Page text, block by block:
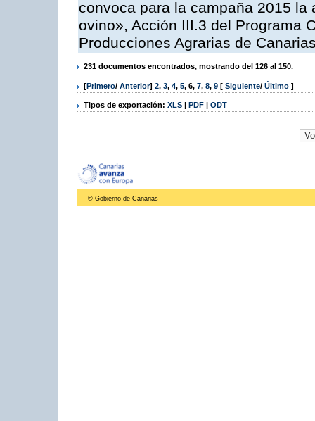
convoca para la campaña 2015
ovino», Acción III.3 del Programa
Producciones Agrarias de
231 documentos encontrados, mostrando del 126 al 150.
[Primero/ Anterior] 2, 3, 4, 5, 6, 7, 8, 9 [ Siguiente/ Último ]
Tipos de exportación: XLS | PDF | ODT
© Gobierno de Canarias